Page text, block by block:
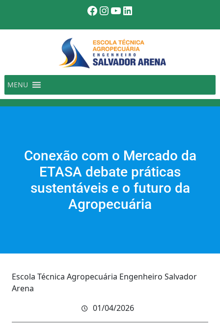
o
Facebook
Instagram
Youtube
LinkedIn
MENU
Conexão com o Mercado da
ETASA debate práticas
sustentáveis e o futuro da
Agropecuária
Escola Técnica Agropecuária Engenheiro Salvador
Arena
01/04/2026